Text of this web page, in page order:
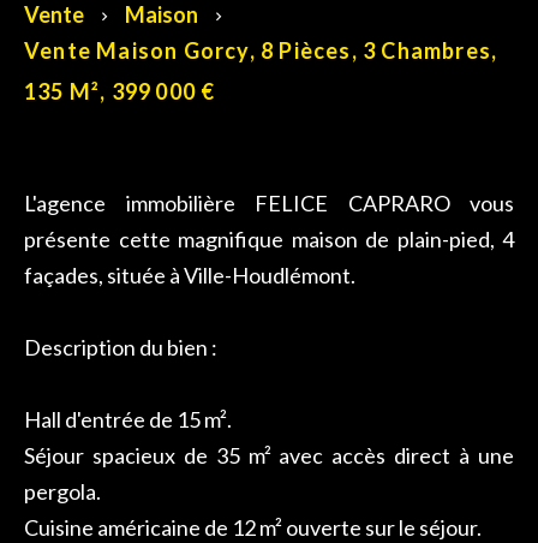
Vente
Maison
Vente Maison Gorcy, 8 Pièces, 3 Chambres,
135 M², 399 000 €
L'agence immobilière FELICE CAPRARO vous
présente cette magnifique maison de plain-pied, 4
façades, située à Ville-Houdlémont.
Description du bien :
Hall d'entrée de 15 m².
Séjour spacieux de 35 m² avec accès direct à une
pergola.
Cuisine américaine de 12 m² ouverte sur le séjour.